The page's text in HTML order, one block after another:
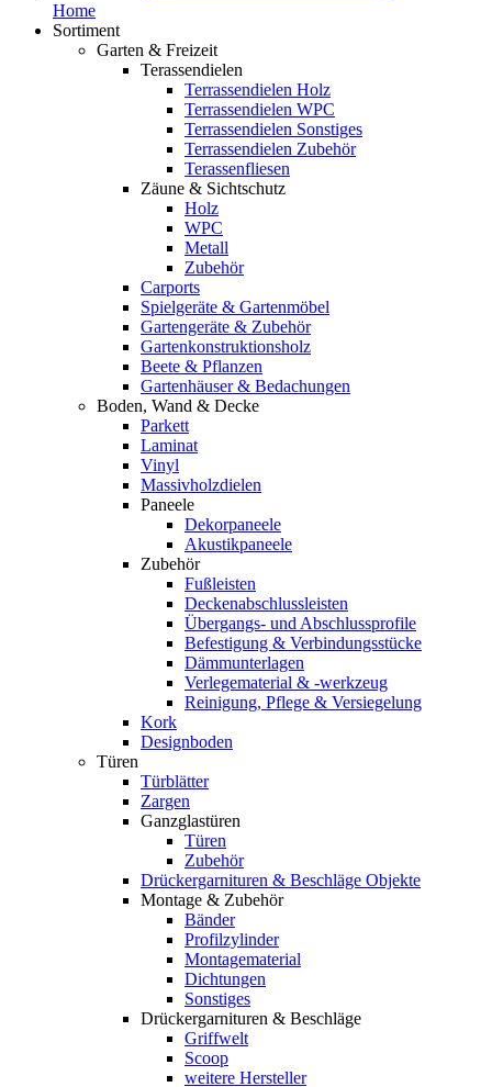
Home
Sortiment
Garten & Freizeit
Terassendielen
Terrassendielen Holz
Terrassendielen WPC
Terrassendielen Sonstiges
Terrassendielen Zubehör
Terassenfliesen
Zäune & Sichtschutz
Holz
WPC
Metall
Zubehör
Carports
Spielgeräte & Gartenmöbel
Gartengeräte & Zubehör
Gartenkonstruktionsholz
Beete & Pflanzen
Gartenhäuser & Bedachungen
Boden, Wand & Decke
Parkett
Laminat
Vinyl
Massivholzdielen
Paneele
Dekorpaneele
Akustikpaneele
Zubehör
Fußleisten
Deckenabschlussleisten
Übergangs- und Abschlussprofile
Befestigung & Verbindungsstücke
Dämmunterlagen
Verlegematerial & -werkzeug
Reinigung, Pflege & Versiegelung
Kork
Designboden
Türen
Türblätter
Zargen
Ganzglastüren
Türen
Zubehör
Drückergarnituren & Beschläge Objekte
Montage & Zubehör
Bänder
Profilzylinder
Montagematerial
Dichtungen
Sonstiges
Drückergarnituren & Beschläge
Griffwelt
Scoop
weitere Hersteller